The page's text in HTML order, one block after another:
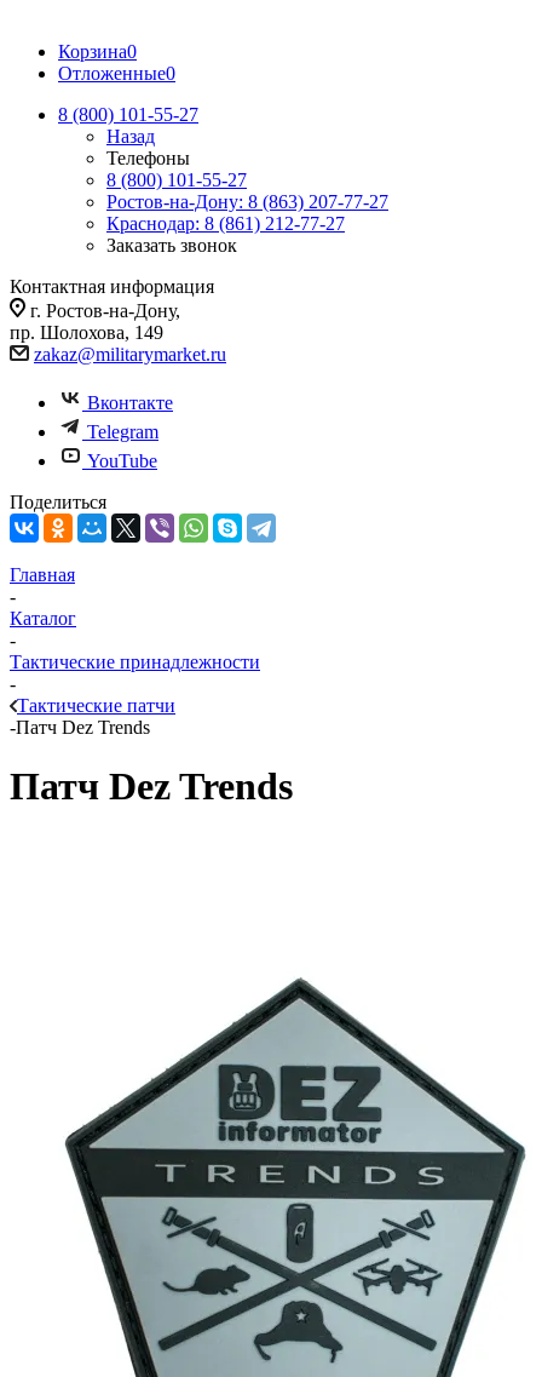
Корзина0
Отложенные0
8 (800) 101-55-27
Назад
Телефоны
8 (800) 101-55-27
Ростов-на-Дону: 8 (863) 207-77-27
Краснодар: 8 (861) 212-77-27
Заказать звонок
Контактная информация
г. Ростов-на-Дону,
пр. Шолохова, 149
zakaz@militarymarket.ru
Вконтакте
Telegram
YouTube
Поделиться
Главная
-
Каталог
-
Тактические принадлежности
-
Тактические патчи
-Патч Dez Trends
Патч Dez Trends